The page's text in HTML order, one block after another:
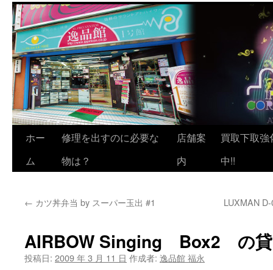
ホー
ム
修理を出すのに必要な
物は？
店舗案
内
買取下取強
中!!
← カツ丼弁当 by スーパー玉出 #1 LUXMAN
AIRBOW Singing Box2 の貸
投稿日: 2009 年 3 月 11 日 作成者: 逸品館 福永